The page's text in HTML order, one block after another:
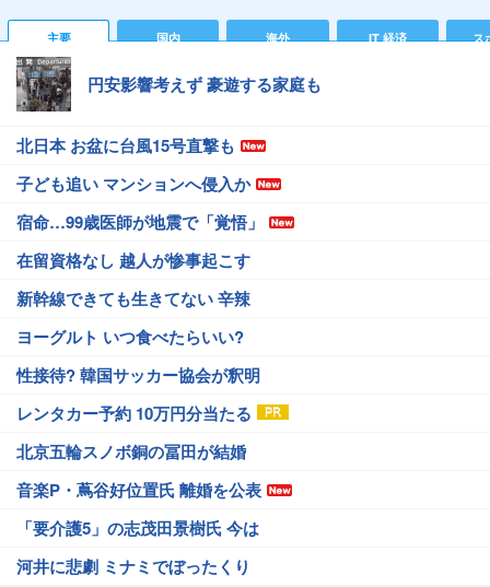
主要 国内 海外 IT 経済 ス
円安影響考えず 豪遊する家庭も
北日本 お盆に台風15号直撃も
子ども追い マンションへ侵入か
宿命…99歳医師が地震で「覚悟」
在留資格なし 越人が惨事起こす
新幹線できても生きてない 辛辣
ヨーグルト いつ食べたらいい?
性接待? 韓国サッカー協会が釈明
レンタカー予約 10万円分当たる
北京五輪スノボ銅の冨田が結婚
音楽P・蔦谷好位置氏 離婚を公表
「要介護5」の志茂田景樹氏 今は
河井に悲劇 ミナミでぼったくり